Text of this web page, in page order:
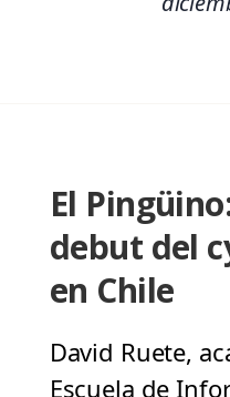
El
debut del
en Chile
David Ruete,
Escuela de